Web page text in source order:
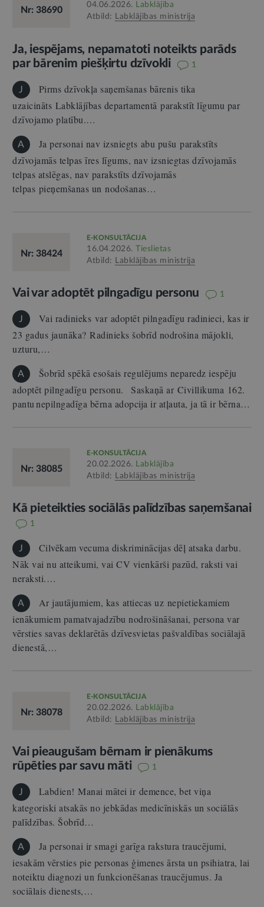
Nr: 38690 04.06.2026. Labklājība
Atbild: Labklājības ministrija
Ja, iespējams, nepamatoti noteikts parāds
par bārenim piešķirtu dzīvokli
1
J
Pirms dzīvokļa saņemšanas bārenis tika
uzaicināts Labklājības departamentā parakstīt līgumu par
dzīvojamo platību.…
A
Ja personai nav izsniegts abu pušu parakstīts
dzīvojamās telpas īres līgums, nav izsniegtas dzīvojamās
telpas atslēgas, nav parakstīts dzīvojamās
telpas pieņemšanas un nodošanas…
Nr: 38424
E-KONSULTĀCIJA
16.04.2026. Tieslietas
Atbild:
Labklājības ministrija
Vai var adoptēt pilngadīgu personu 1
J
Vai radinieks var adoptēt pilngadīgu radinieci, kas ir
23 gadus jaunāka? Radinieks šobrīd nodrošina mājokli,
uzturu,…
A
Šobrīd spēkā esošais regulējums neparedz iespēju
adoptēt pilngadīgu personu. Saskaņā ar Civillikuma 162.
pantu nepilngadīga bērna adopcija ir atļauta, ja tā ir bērna…
Nr: 38085
E-KONSULTĀCIJA
20.02.2026.
Labklājība
Atbild:
Labklājības ministrija
Kā pieteikties sociālās palīdzības saņemšanai
1
J
Cilvēkam vecuma diskriminācijas dēļ atsaka darbu.
Nāk vai nu atteikumi, vai CV vienkārši pazūd, raksti vai
neraksti.…
A
Ar jautājumiem, kas attiecas uz nepietiekamiem
ienākumiem pamatvajadzību nodrošināšanai, persona var
vērsties savas deklarētās dzīvesvietas pašvaldības sociālajā
dienestā,…
Nr: 38078
E-KONSULTĀCIJA
20.02.2026. Labklājība
Atbild: Labklājības ministrija
Vai pieaugušam bērnam ir pienākums
rūpēties par savu māti
1
J
Labdien! Manai mātei ir demence, bet viņa
kategoriski atsakās no jebkādas medicīniskās un sociālās
palīdzības. Šobrīd…
A
Ja personai ir smagi garīga rakstura traucējumi,
iesakām vērsties pie personas ģimenes ārsta un psihiatra, lai
noteiktu diagnozi un funkcionēšanas traucējumus. Ja
sociālais dienests,…